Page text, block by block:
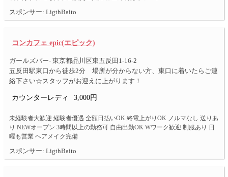
スポンサー: LigthBaito
コンカフェ epic(エピック)
ガールズバー- 東京都品川区東五反田1-16-2
五反田駅東口から徒歩2分 場所が分からない方、東口に着いたらご連
絡下さい☆スタッフがお迎えに上がります！
カウンターレディ 3,000円
未経験者大歓迎 経験者優遇 全額日払いOK 終電上がりOK ノルマなし 送りあ
り NEWオープン 3時間以上の勤務可 自由出勤OK Wワーク歓迎 制服あり 日
曜も営業 ヘアメイク完備
スポンサー: LigthBaito